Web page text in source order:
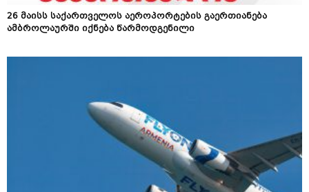
26 მაისს საქართველოს აეროპორტების გაერთიანება
ამბროლაურში იქნება წარმოდგენილი